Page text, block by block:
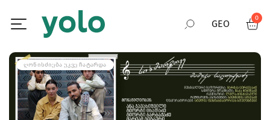
GEO
ENG
0
ᲦᲝᲜᲘᲡᲫᲘᲔᲑᲐ ᲣᲙᲕᲔ ᲩᲐᲢᲐᲠᲓᲐ